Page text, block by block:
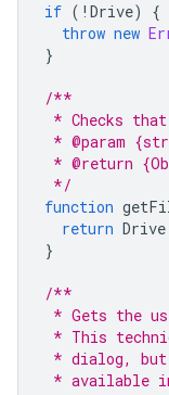
if ( ! Drive)
{
throw new
}
/**
* Checks
* @param
* @return
*/
function
return Drive
}
/**
* Gets the
* This
* dialog, but
* available